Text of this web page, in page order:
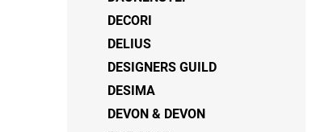
DECORI
DELIUS
DESIGNERS GUILD
DESIMA
DEVON & DEVON